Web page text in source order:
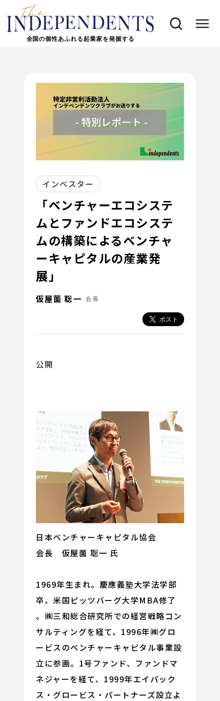
全国の個性あふれる起業家を発掘する
インベスター
「ベンチャーエコシステ
ムとファンドエコシステ
ムの構築によるベンチャ
ーキャピタルの産業発
展」
仮屋薗 聡一 会長
公開
日本ベンチャーキャピタル協会
会長 仮屋薗 聡一 氏
1969年生まれ。慶應義塾大学法学部
卒、米国ピッツバーグ大学MBA修了
。㈱三和総合研究所での経営戦略コン
サルティングを経て、1996年㈱グロ
ービスのベンチャーキャピタル事業設
立に参画。1号ファンド、ファンドマ
ネジャーを経て、1999年エイパック
ス・グロービス・パートナーズ設立よ